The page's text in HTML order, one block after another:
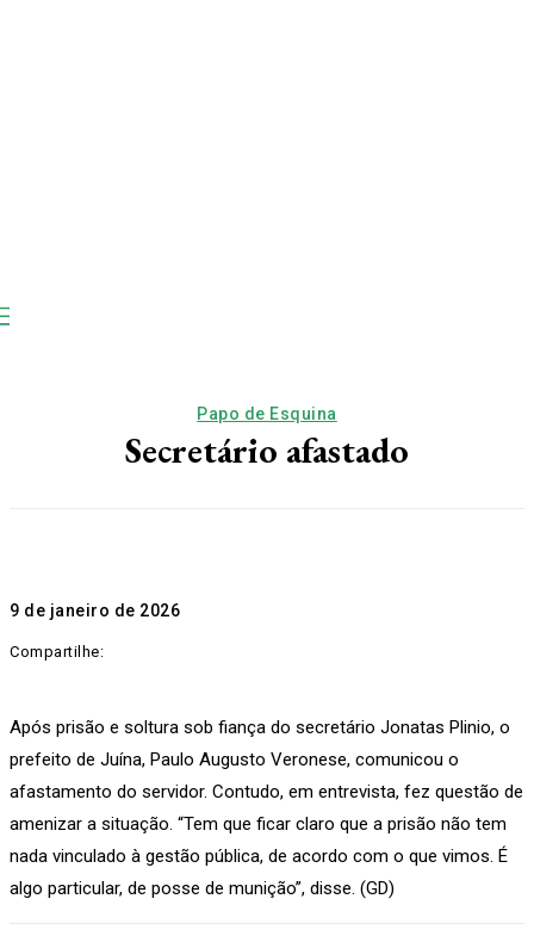
Papo de Esquina
Secretário afastado
9 de janeiro de 2026
Compartilhe:
Após prisão e soltura sob fiança do secretário Jonatas Plinio, o
prefeito de Juína, Paulo Augusto Veronese, comunicou o
afastamento do servidor. Contudo, em entrevista, fez questão de
amenizar a situação. “Tem que ficar claro que a prisão não tem
nada vinculado à gestão pública, de acordo com o que vimos. É
algo particular, de posse de munição”, disse. (GD)